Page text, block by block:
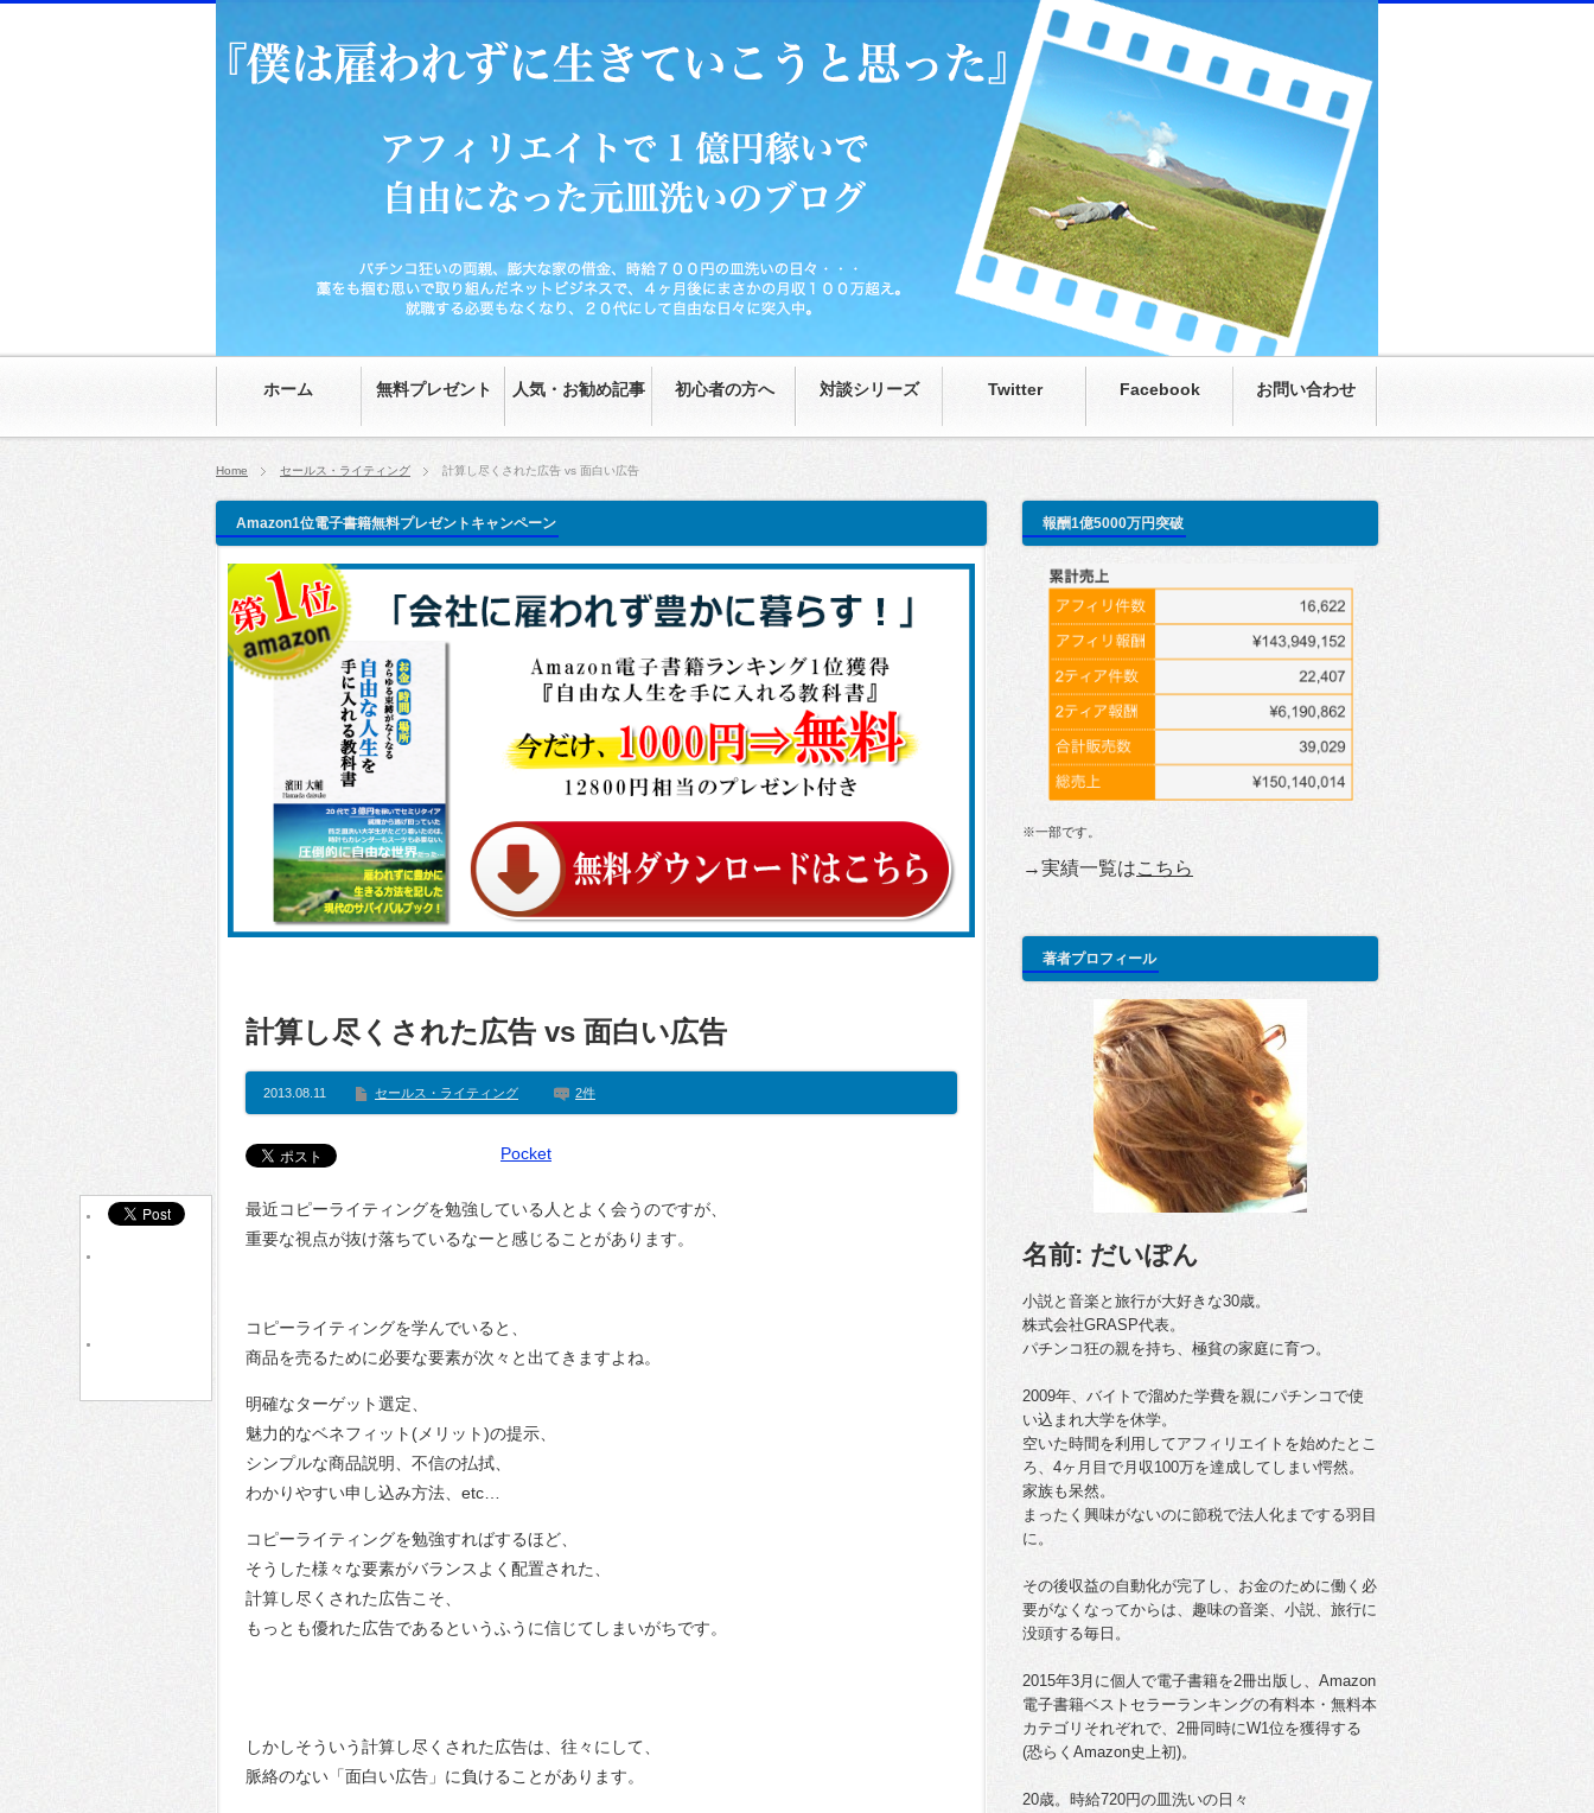
ホーム 無料プレゼント 人気・お勧め記事 初心者の方へ 対談シリーズ Twitter Facebook お問い合わせ
パチンコ狂いの両親、膨大な家の借金、時給700円の皿洗いの日々…が、藁をもつかむ思いで取り組んだネットビジネスで、4ヶ月後にまさかの月収100万超え。僕も呆然。家族も呆
然。就職する必要もなくなり、20代にして自由な日々に突入中。
Home セールス・ライティング 計算し尽くされた広告 vs 面白い広告
Amazon1位電子書籍無料プレゼントキャンペーン
計算し尽くされた広告 vs 面白い広告
2013.08.11 セールス・ライティング 2件
Pocket
最近コピーライティングを勉強している人とよく会うのですが、
重要な視点が抜け落ちているなーと感じることがあります。
コピーライティングを学んでいると、
商品を売るために必要な要素が次々と出てきますよね。
明確なターゲット選定、
魅力的なベネフィット(メリット)の提示、
シンプルな商品説明、不信の払拭、
わかりやすい申し込み方法、etc…
コピーライティングを勉強すればするほど、
そうした様々な要素がバランスよく配置された、
計算し尽くされた広告こそ、
もっとも優れた広告であるというふうに信じてしまいがちです。
しかしそういう計算し尽くされた広告は、往々にして、
脈絡のない「面白い広告」に負けることがあります。
報酬1億5000万円突破
※一部です。
→実績一覧はこちら
著者プロフィール
名前: だいぽん
小説と音楽と旅行が大好きな30歳。
株式会社GRASP代表。
パチンコ狂の親を持ち、極貧の家庭に育つ。
2009年、バイトで溜めた学費を親にパチンコで使
い込まれ大学を休学。
空いた時間を利用してアフィリエイトを始めたとこ
ろ、4ヶ月目で月収100万を達成してしまい愕然。
家族も呆然。
まったく興味がないのに節税で法人化までする羽目
に。
その後収益の自動化が完了し、お金のために働く必
要がなくなってからは、趣味の音楽、小説、旅行に
没頭する毎日。
2015年3月に個人で電子書籍を2冊出版し、Amazon
電子書籍ベストセラーランキングの有料本・無料本
カテゴリそれぞれで、2冊同時にW1位を獲得する
(恐らくAmazon史上初)。
20歳。時給720円の皿洗いの日々